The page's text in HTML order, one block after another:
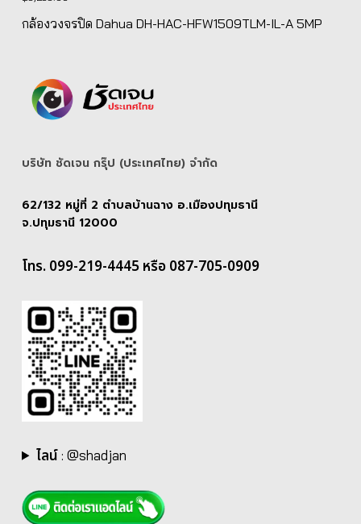
กล้องวงจรปิด Dahua DH-HAC-HFW1509TLM-IL-A 5MP
บริษัท ชัดเจน กรุ๊ป (ประเทศไทย) จํากัด
62/132 หมู่ที่ 2 ตำบลบ้านฉาง อ.เมืองปทุมธานี
จ.ปทุมธานี 12000
โทร. 099-219-4445 หรือ 087-705-0909
ไลน์: @shadjan